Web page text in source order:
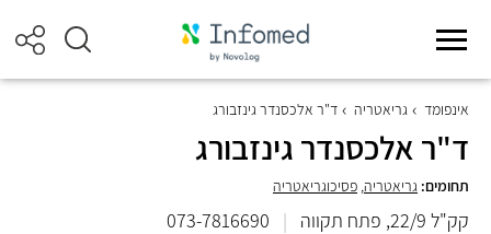
אינפומד גריאטריה ד"ר אלכסנדר גינזבורג
ד"ר אלכסנדר גינזבורג
תחומים: גריאטריה, פסיכוגריאטריה
קק"ל 22/9, פתח תקווה |
073-7816690